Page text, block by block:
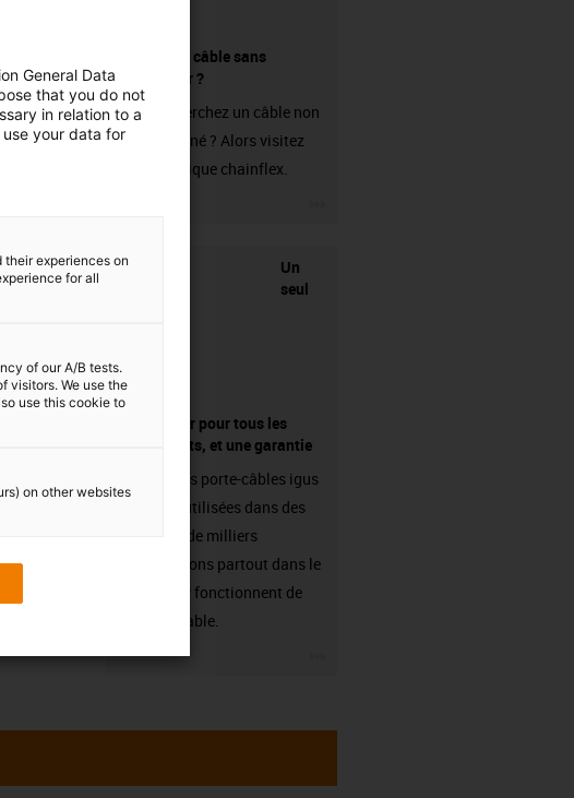
Acheter un câble sans
connecteur ?
Vous recherchez un câble non
confectionné ? Alors visitez
notre boutique chainflex.
Un
seul
fournisseur pour tous les
composants, et une garantie
Les chaînes porte-câbles igus
sont déjà utilisées dans des
centaines de milliers
d'applications partout dans le
monde et y fonctionnent de
manière fiable.
General Data
that you do not
in relation to a
your data for
their experiences on
for all
of our A/B tests.
visitors. We use the
use this cookie to
on other websites